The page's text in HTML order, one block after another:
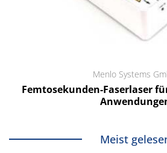
Menlo Systems
Femtosekunden-Faserlaser
Meist